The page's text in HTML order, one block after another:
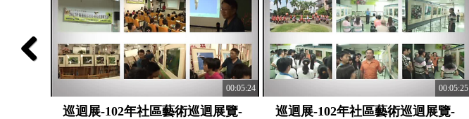
00:05:24
巡迴展-102年社區藝術巡迴展覽-
00:05:25
巡迴展-102年社區藝術巡迴展覽-